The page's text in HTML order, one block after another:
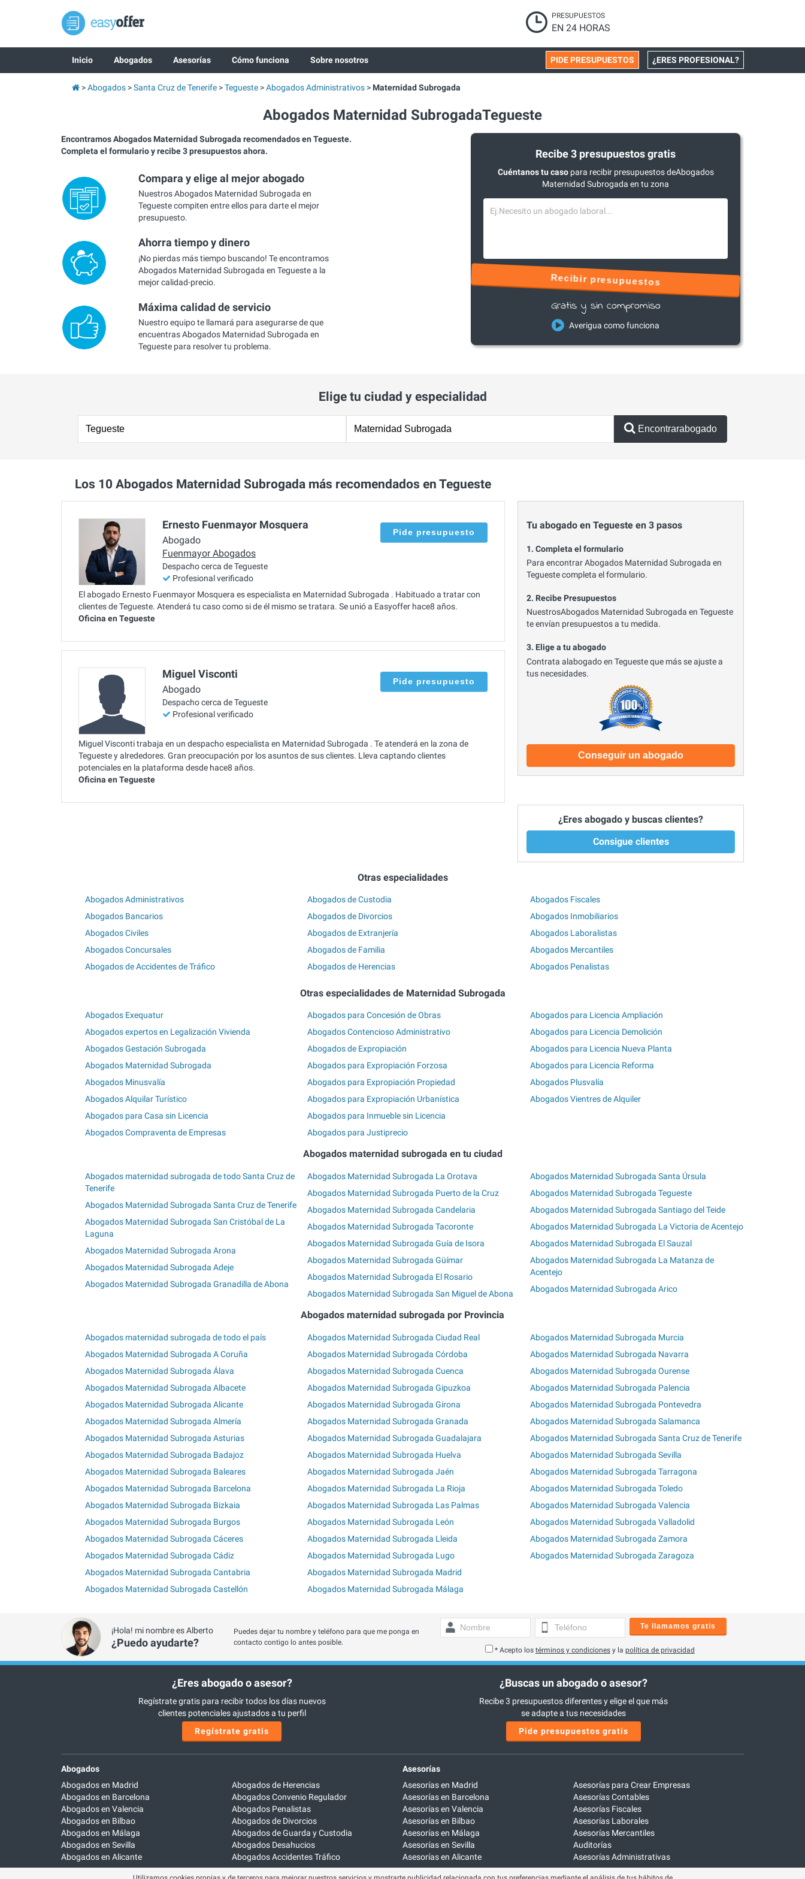
PRESUPUESTOS
EN 24 HORAS
Inicio Abogados Asesorías Cómo funciona Sobre nosotros ¿ERES PROFESIONAL?
PIDE PRESUPUESTOS
Abogados Santa Cruz de Tenerife Tegueste Abogados Administrativos Maternidad Subrogada
Abogados Maternidad SubrogadaTegueste
Encontramos Abogados Maternidad Subrogada recomendados en Tegueste.
Completa el formulario y recibe 3 presupuestos ahora.
Compara y elige al mejor abogado
Nuestros Abogados Maternidad Subrogada en
Tegueste compiten entre ellos para darte el mejor
presupuesto.
Ahorra tiempo y dinero
¡No pierdas más tiempo buscando! Te encontramos
Abogados Maternidad Subrogada en Tegueste a la
mejor calidad-precio.
Máxima calidad de servicio
Nuestro equipo te llamará para asegurarse de que
encuentras Abogados Maternidad Subrogada en
Tegueste para resolver tu problema.
Recibe 3 presupuestos gratis
Cuéntanos tu casopara recibir presupuestos deAbogados
Maternidad Subrogada en tu zona
Recibir presupuestos
Gratis y sin compromiso
Averigua como funciona
Elige tu ciudad y especialidad
Encontrarabogado
Los 10 Abogados Maternidad Subrogada más recomendados en Tegueste
Ernesto Fuenmayor Mosquera
Abogado
Fuenmayor Abogados
Despacho cerca de Tegueste
Profesional verificado
Pide presupuesto
El abogado Ernesto Fuenmayor Mosquera es especialista en Maternidad Subrogada . Habituado a tratar con
clientes de Tegueste. Atenderá tu caso como si de él mismo se tratara. Se unió a Easyoffer hace8 años.
Oficina en Tegueste
Miguel Visconti
Abogado
Despacho cerca de Tegueste
Profesional verificado
Pide presupuesto
Miguel Visconti trabaja en un despacho especialista en Maternidad Subrogada . Te atenderá en la zona de
Tegueste y alrededores. Gran preocupación por los asuntos de sus clientes. Lleva captando clientes
potenciales en la plataforma desde hace8 años.
Oficina en Tegueste
Tu abogado en Tegueste en 3 pasos
1. Completa el formulario
Para encontrar Abogados Maternidad Subrogada en
Tegueste completa el formulario.
2. Recibe Presupuestos
NuestrosAbogados Maternidad Subrogada en Tegueste
te envían presupuestos a tu medida.
3. Elige a tu abogado
Contrata alabogado en Tegueste que más se ajuste a
tus necesidades.
Conseguir un abogado
¿Eres abogado y buscas clientes?
Consigue clientes
Otras especialidades
Abogados Administrativos
Abogados Bancarios
Abogados Civiles
Abogados Concursales
Abogados de Accidentes de Tráfico
Abogados de Custodia
Abogados de Divorcios
Abogados de Extranjería
Abogados de Familia
Abogados de Herencias
Abogados Fiscales
Abogados Inmobiliarios
Abogados Laboralistas
Abogados Mercantiles
Abogados Penalistas
Otras especialidades de Maternidad Subrogada
Abogados Exequatur
Abogados expertos en Legalización Vivienda
Abogados Gestación Subrogada
Abogados Maternidad Subrogada
Abogados Minusvalía
Abogados Alquilar Turístico
Abogados para Casa sin Licencia
Abogados Compraventa de Empresas
Abogados para Concesión de Obras
Abogados Contencioso Administrativo
Abogados de Expropiación
Abogados para Expropiación Forzosa
Abogados para Expropiación Propiedad
Abogados para Expropiación Urbanística
Abogados para Inmueble sin Licencia
Abogados para Justiprecio
Abogados para Licencia Ampliación
Abogados para Licencia Demolición
Abogados para Licencia Nueva Planta
Abogados para Licencia Reforma
Abogados Plusvalía
Abogados Vientres de Alquiler
Abogados maternidad subrogada en tu ciudad
Abogados maternidad subrogada de todo Santa Cruz de
Tenerife
Abogados Maternidad Subrogada Santa Cruz de Tenerife
Abogados Maternidad Subrogada San Cristóbal de La
Laguna
Abogados Maternidad Subrogada Arona
Abogados Maternidad Subrogada Adeje
Abogados Maternidad Subrogada Granadilla de Abona
Abogados Maternidad Subrogada La Orotava
Abogados Maternidad Subrogada Puerto de la Cruz
Abogados Maternidad Subrogada Candelaria
Abogados Maternidad Subrogada Tacoronte
Abogados Maternidad Subrogada Guía de Isora
Abogados Maternidad Subrogada Güímar
Abogados Maternidad Subrogada El Rosario
Abogados Maternidad Subrogada San Miguel de Abona
Abogados Maternidad Subrogada Santa Úrsula
Abogados Maternidad Subrogada Tegueste
Abogados Maternidad Subrogada Santiago del Teide
Abogados Maternidad Subrogada La Victoria de Acentejo
Abogados Maternidad Subrogada El Sauzal
Abogados Maternidad Subrogada La Matanza de
Acentejo
Abogados Maternidad Subrogada Arico
Abogados maternidad subrogada por Provincia
Abogados maternidad subrogada de todo el país
Abogados Maternidad Subrogada A Coruña
Abogados Maternidad Subrogada Álava
Abogados Maternidad Subrogada Albacete
Abogados Maternidad Subrogada Alicante
Abogados Maternidad Subrogada Almería
Abogados Maternidad Subrogada Asturias
Abogados Maternidad Subrogada Badajoz
Abogados Maternidad Subrogada Baleares
Abogados Maternidad Subrogada Barcelona
Abogados Maternidad Subrogada Bizkaia
Abogados Maternidad Subrogada Burgos
Abogados Maternidad Subrogada Cáceres
Abogados Maternidad Subrogada Cádiz
Abogados Maternidad Subrogada Cantabria
Abogados Maternidad Subrogada Castellón
Abogados Maternidad Subrogada Ciudad Real
Abogados Maternidad Subrogada Córdoba
Abogados Maternidad Subrogada Cuenca
Abogados Maternidad Subrogada Gipuzkoa
Abogados Maternidad Subrogada Girona
Abogados Maternidad Subrogada Granada
Abogados Maternidad Subrogada Guadalajara
Abogados Maternidad Subrogada Huelva
Abogados Maternidad Subrogada Jaén
Abogados Maternidad Subrogada La Rioja
Abogados Maternidad Subrogada Las Palmas
Abogados Maternidad Subrogada León
Abogados Maternidad Subrogada Lleida
Abogados Maternidad Subrogada Lugo
Abogados Maternidad Subrogada Madrid
Abogados Maternidad Subrogada Málaga
Abogados Maternidad Subrogada Murcia
Abogados Maternidad Subrogada Navarra
Abogados Maternidad Subrogada Ourense
Abogados Maternidad Subrogada Palencia
Abogados Maternidad Subrogada Pontevedra
Abogados Maternidad Subrogada Salamanca
Abogados Maternidad Subrogada Santa Cruz de Tenerife
Abogados Maternidad Subrogada Sevilla
Abogados Maternidad Subrogada Tarragona
Abogados Maternidad Subrogada Toledo
Abogados Maternidad Subrogada Valencia
Abogados Maternidad Subrogada Valladolid
Abogados Maternidad Subrogada Zamora
Abogados Maternidad Subrogada Zaragoza
¡Hola! mi nombre es Alberto
¿Puedo ayudarte?
Puedes dejar tu nombre y teléfono para que me ponga en
contacto contigo lo antes posible.
Te llamamos gratis
* Acepto los términos y condicionesy la política de privacidad
¿Eres abogado o asesor?
Regístrate gratis para recibir todos los días nuevos
clientes potenciales ajustados a tu perfil
Regístrate gratis
¿Buscas un abogado o asesor?
Recibe 3 presupuestos diferentes y elige el que más
se adapte a tus necesidades
Pide presupuestos gratis
Abogados
Abogados en Madrid
Abogados en Barcelona
Abogados en Valencia
Abogados en Bilbao
Abogados en Málaga
Abogados en Sevilla
Abogados en Alicante
Abogados de Herencias
Abogados Convenio Regulador
Abogados Penalistas
Abogados de Divorcios
Abogados de Guarda y Custodia
Abogados Desahucios
Abogados Accidentes Tráfico
Asesorías
Asesorías en Madrid
Asesorías en Barcelona
Asesorías en Valencia
Asesorías en Bilbao
Asesorías en Málaga
Asesorías en Sevilla
Asesorías en Alicante
Asesorías para Crear Empresas
Asesorías Contables
Asesorías Fiscales
Asesorías Laborales
Asesorías Mercantiles
Auditorías
Asesorías Administrativas